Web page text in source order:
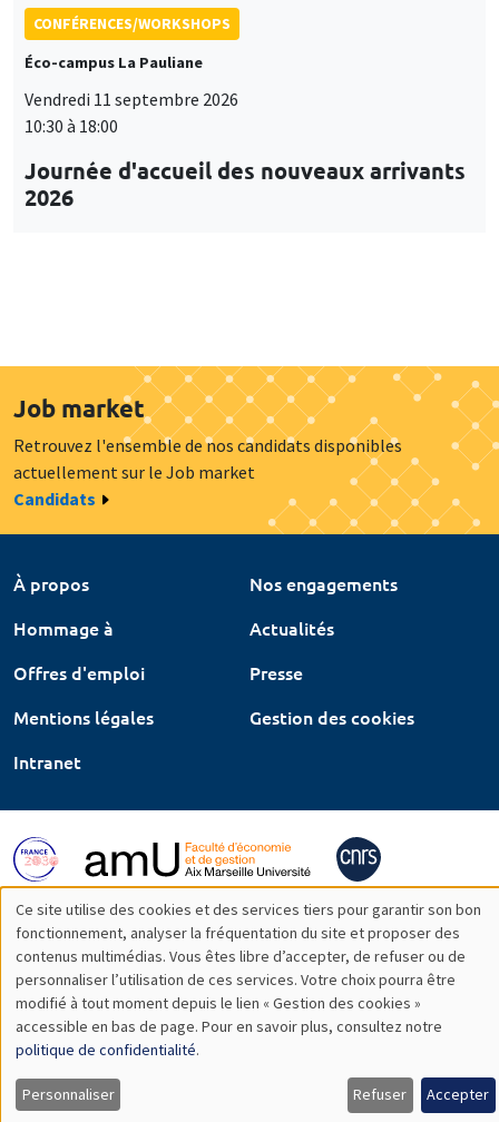
CONFÉRENCES/WORKSHOPS
Éco-campus La Pauliane
Vendredi 11 septembre 2026
10:30 à 18:00
Journée d'accueil des nouveaux arrivants
2026
Job market
Retrouvez l'ensemble de nos candidats disponibles
actuellement sur le Job market
Candidats
À propos
Nos engagements
Hommage à
Actualités
Offres d'emploi
Presse
Mentions légales
Gestion des cookies
Intranet
Utilisation
des
données
personnelles
et
Ce site utilise des cookies et des services tiers pour garantir son bon
fonctionnement, analyser la fréquentation du site et proposer des
contenus multimédias. Vous êtes libre d’accepter, de refuser ou de
personnaliser l’utilisation de ces services. Votre choix pourra être
modifié à tout moment depuis le lien « Gestion des cookies »
accessible en bas de page. Pour en savoir plus, consultez notre
politique de confidentialité.
Personnaliser Refuser Accepter